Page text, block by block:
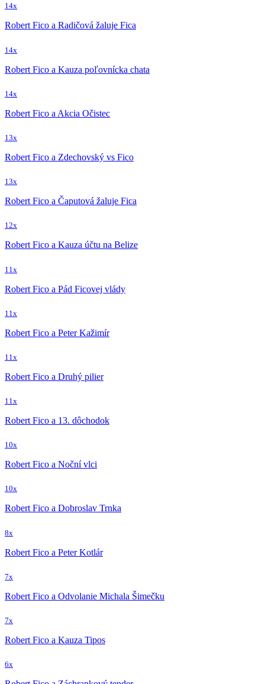
14x
Robert Fico a Radičová žaluje Fica
14x
Robert Fico a Kauza poľovnícka chata
14x
Robert Fico a Akcia Očistec
13x
Robert Fico a Zdechovský vs Fico
13x
Robert Fico a Čaputová žaluje Fica
12x
Robert Fico a Kauza účtu na Belize
11x
Robert Fico a Pád Ficovej vlády
11x
Robert Fico a Peter Kažimír
11x
Robert Fico a Druhý pilier
11x
Robert Fico a 13. dôchodok
10x
Robert Fico a Noční vlci
10x
Robert Fico a Dobroslav Trnka
8x
Robert Fico a Peter Kotlár
7x
Robert Fico a Odvolanie Michala Šimečku
7x
Robert Fico a Kauza Tipos
6x